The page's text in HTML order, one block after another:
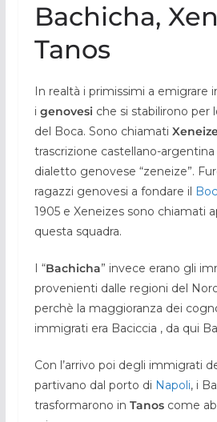
Bachicha,
Tanos
In realtà i primissimi a emigrare
i genovesi che si stabilirono per
del Boca. Sono chiamati
trascrizione castellano-
dialetto genovese “zeneize”.
ragazzi genovesi a fondare il
1905 e Xeneizes sono chiamati
questa squadra.
I “Bachicha” invece erano gli
provenienti dalle regioni del
perchè la maggioranza dei
immigrati era Baciccia , da qui
Con l’arrivo poi degli immigrati
partivano dal porto di Napoli, i
trasformarono in Tanos come